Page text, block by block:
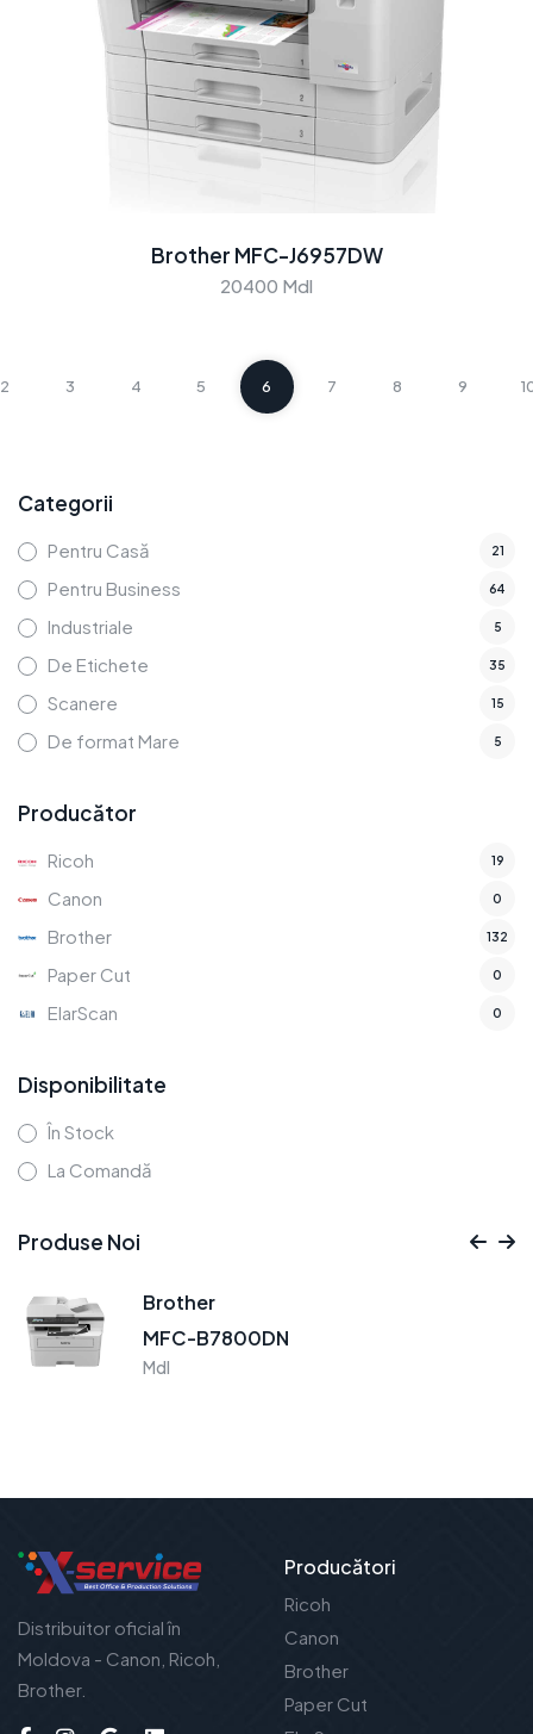
Brother MFC-J6957DW
20400 Mdl
2 3 4 5 6 7 8 9
Categorii
Pentru Casă 21
Pentru Business 64
Industriale 5
De Etichete 35
Scanere 15
De format Mare 5
Producător
Ricoh 19
Canon 0
Brother 132
Paper Cut 0
ElarScan 0
Disponibilitate
În Stock
La Comandă
Produse Noi
Brother
MFC-B7800DN
Mdl
Distribuitor oficial în
Moldova - Canon, Ricoh,
Brother.
Producători
Ricoh
Canon
Brother
Paper Cut